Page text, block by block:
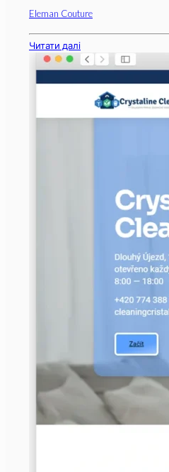
Eleman Couture
Читати далі